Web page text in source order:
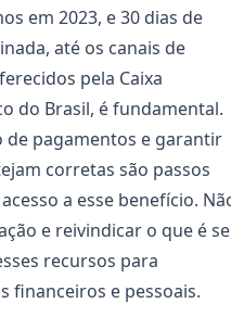
em 2023, e 30 dias de
até os canais de
pela Caixa
do Brasil, é fundamental.
de pagamentos e garantir
corretas são passos
a esse benefício.
e reivindicar o que é
recursos para
financeiros e pessoais.